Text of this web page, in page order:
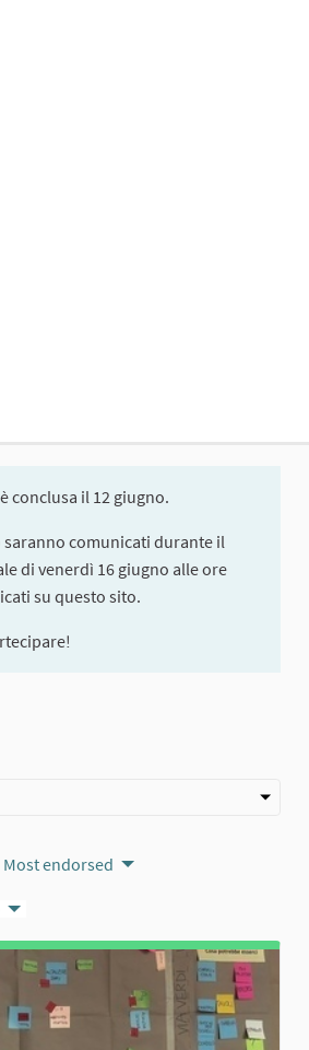
conclusa il 12 giugno.
comunicati durante il
di venerdì 16 giugno alle ore
su questo sito.
Most endorsed